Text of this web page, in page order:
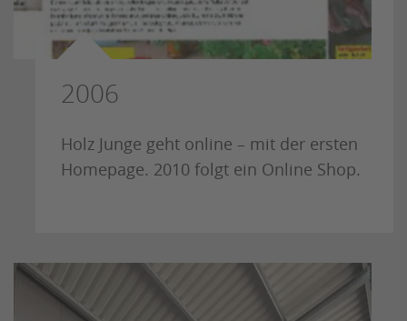
2006
Holz Junge geht online – mit der ersten
Homepage. 2010 folgt ein Online Shop.